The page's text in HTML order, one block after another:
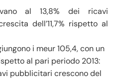
al 13,8% dei ricavi
dell’11,7% rispetto al
i meur 105,4, con un
al pari periodo 2013:
pubblicitari crescono del